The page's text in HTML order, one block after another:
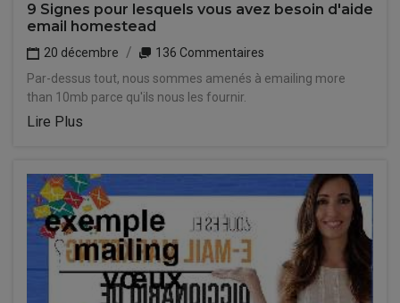
9 Signes pour lesquels vous avez besoin d'aide
email homestead
20 décembre
136 Commentaires
Par-dessus tout, nous sommes amenés à emailing more
than 10mb parce qu'ils nous les fournir.
Lire Plus